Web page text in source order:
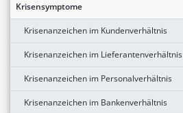
Krisensymptome
Krisenanzeichen im Kundenverhältnis
Krisenanzeichen im Lieferantenverhältnis
Krisenanzeichen im Personalverhältnis
Krisenanzeichen im Bankenverhältnis